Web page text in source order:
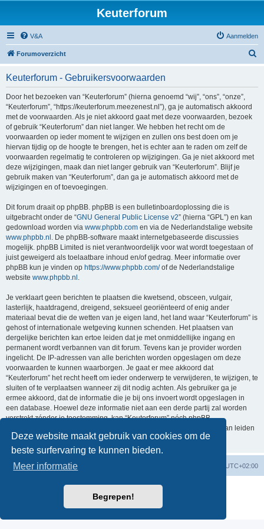
Deze website maakt gebruik van cookies om de
beste surfervaring te kunnen bieden.
Meer informatie
Begrepen!
Keuterforum
V&A Aanmelden
Forumoverzicht
Keuterforum - Gebruikersvoorwaarden
Door het bezoeken van “Keuterforum” (hierna genoemd “wij”, “ons”, “onze”,
“Keuterforum”, “https://keuterforum.meezenest.nl”), ga je automatisch akkoord
met de voorwaarden. Als je niet akkoord gaat met deze voorwaarden, bezoek
of gebruik “Keuterforum” dan niet langer. We hebben het recht om de
voorwaarden op ieder moment te wijzigen en zullen ons best doen om je
hiervan tijdig op de hoogte te brengen, het is echter aan te raden om zelf de
voorwaarden regelmatig te controleren op wijzigingen. Ga je niet akkoord met
deze wijzigingen, maak dan niet langer gebruik van “Keuterforum”. Blijf je
gebruik maken van “Keuterforum”, dan ga je automatisch akkoord met de
wijzigingen en of toevoegingen.
Dit forum draait op phpBB. phpBB is een bulletinboardoplossing die is
uitgebracht onder de “GNU General Public License v2” (hierna “GPL”) en kan
gedownload worden via www.phpbb.com en via de Nederlandstalige website
www.phpbb.nl . De phpBB-software maakt internetgebaseerde discussies
mogelijk. phpBB Limited is niet verantwoordelijk voor wat wordt toegestaan of
juist geweigerd als toelaatbare inhoud en/of gedrag. Meer informatie over
phpBB kun je vinden op https://www.phpbb.com/of de Nederlandstalige
website www.phpbb.nl .
Je verklaart geen berichten te plaatsen die kwetsend, obsceen, vulgair,
lasterlijk, haatdragend, dreigend, seksueel georiënteerd of enig ander
materiaal bevat die de wetten van je eigen land, het land waar “Keuterforum” is
gehost of internationale wetgeving kunnen schenden. Het plaatsen van
dergelijke berichten kan ertoe leiden dat je met onmiddellijke ingang en
permanent wordt verbannen van dit forum. Tevens kan je provider worden
ingelicht. De IP-adressen van alle berichten worden opgeslagen om deze
voorwaarden te kunnen waarborgen. Je gaat er mee akkoord dat
“Keuterforum” het recht heeft om ieder onderwerp te verwijderen, te wijzigen, te
sluiten of te verplaatsen wanneer zij dit nodig achten. Als gebruiker ga je
ermee akkoord, dat de informatie die je bij ons invoert wordt opgeslagen in
een database. Hoewel deze informatie niet aan een derde partij zal worden
verstrekt zónder je toestemming, kan “Keuterforum” nóch phpBB
verantwoordelijk worden gehouden voor een hackpoging die ertoe kan leiden
dat de gegevens vrijkomen.
Forumoverzicht UTC+02:00
Powered byphpBB® Forum Software © phpBB Limited
Nederlandse vertaling door
Privacy|Gebruikersvoorwaarden